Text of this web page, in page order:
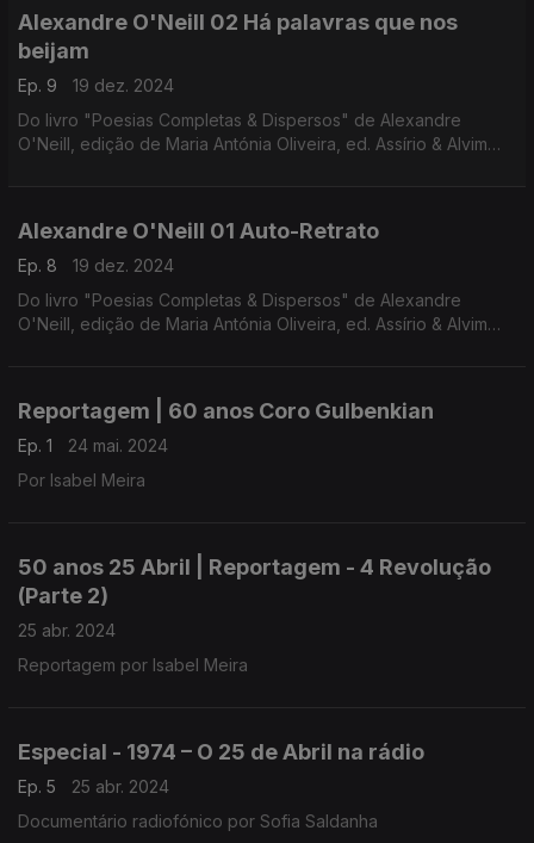
Alexandre O'Neill 02 Há palavras que nos
beijam
Ep. 9
19 dez. 2024
Do livro "Poesias Completas & Dispersos" de Alexandre
O'Neill, edição de Maria Antónia Oliveira, ed. Assírio & Alvim
Alexandre O'Neill 01 Auto-Retrato
Ep. 8
19 dez. 2024
Do livro "Poesias Completas & Dispersos" de Alexandre
O'Neill, edição de Maria Antónia Oliveira, ed. Assírio & Alvim
Reportagem | 60 anos Coro Gulbenkian
Ep. 1
24 mai. 2024
Por Isabel Meira
50 anos 25 Abril | Reportagem - 4 Revolução
(Parte 2)
25 abr. 2024
Reportagem por Isabel Meira
Especial - 1974 – O 25 de Abril na rádio
Ep. 5
25 abr. 2024
Documentário radiofónico por Sofia Saldanha